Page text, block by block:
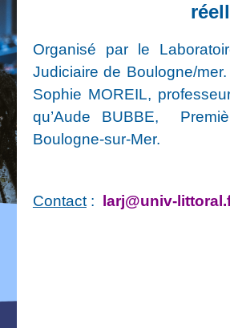
Organisé par le
Judiciaire de Boulogne/
Sophie MOREIL,
qu’Aude BUBBE,
Boulogne-sur-Mer.
Contact: larj@univ-